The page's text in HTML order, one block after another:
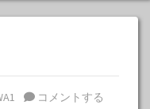
コメントする